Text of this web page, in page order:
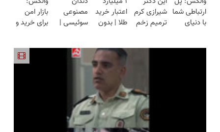
مدت
محدود)
ارتباطی شما
با دنیای
شیرازی کرم
ترمیم زخم
اعتبار خرید
طلا | بدون
مصنوعی
سوئیسی |
طبیعی!
ویزیت
بازار امن
برای خرید و
دیجیتال